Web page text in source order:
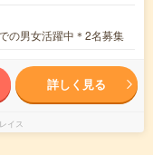
の男女活躍中＊2名募集
詳しく見る
イス